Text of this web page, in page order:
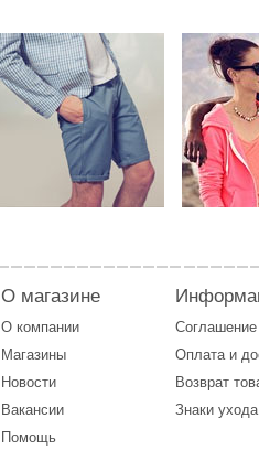
О магазине
О компании
Магазины
Новости
Вакансии
Помощь
Соглашение
Оплатаи
Возврат
Знаки